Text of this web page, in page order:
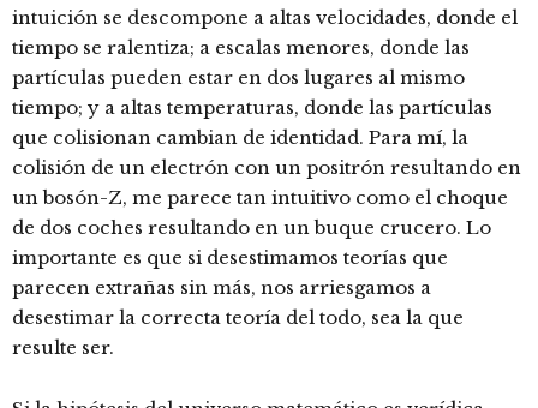
intuición se descompone a altas velocidades, donde el
tiempo se ralentiza; a escalas menores, donde las
partículas pueden estar en dos lugares al mismo
tiempo; y a altas temperaturas, donde las partículas
que colisionan cambian de identidad. Para mí, la
colisión de un electrón con un positrón resultando en
un bosón-Z, me parece tan intuitivo como el choque
de dos coches resultando en un buque crucero. Lo
importante es que si desestimamos teorías que
parecen extrañas sin más, nos arriesgamos a
desestimar la correcta teoría del todo, sea la que
resulte ser.